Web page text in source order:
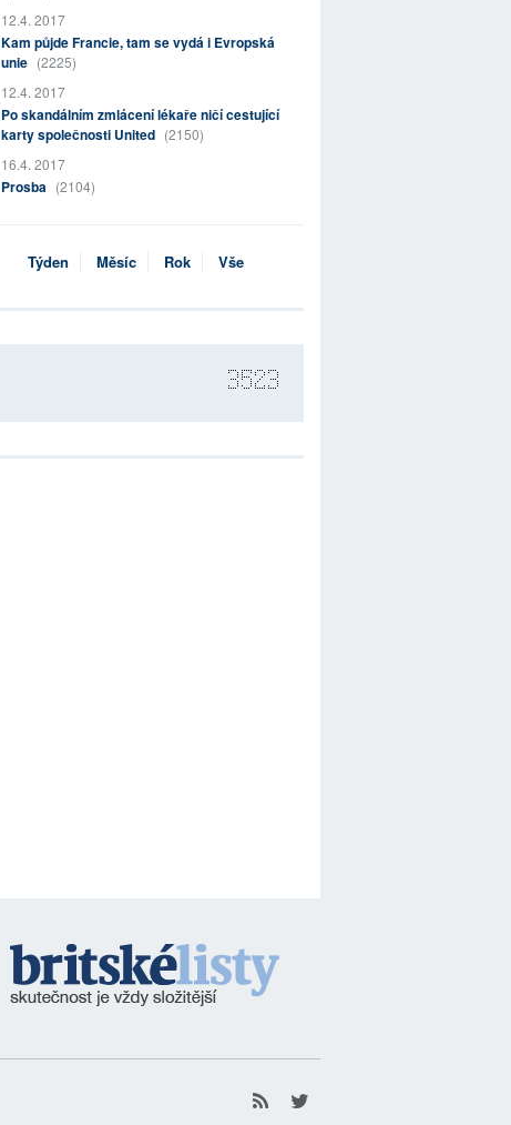
12.4. 2017
Kam půjde Francie, tam se vydá i Evropská
unie (2225)
12.4. 2017
Po skandálním zmlácení lékaře ničí cestující
karty společnosti United (2150)
16.4. 2017
Prosba (2104)
Týden Měsíc Rok Vše
3523